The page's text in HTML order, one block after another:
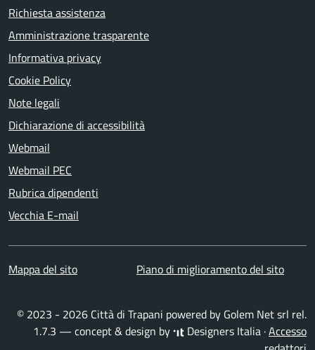
Richiesta assistenza
Amministrazione trasparente
Informativa privacy
Cookie Policy
Note legali
Dichiarazione di accessibilità
Webmail
Webmail PEC
Rubrica dipendenti
Vecchia E-mail
Mappa del sito Piano di miglioramento del sito
© 2023 - 2026 Città di Trapani powered by Golem Net srl rel.
1.7.3 — concept & design by
Designers Italia ·Accesso